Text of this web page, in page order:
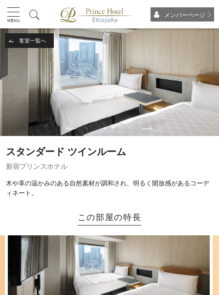
メンバーページ
客室一覧へ
スタンダード ツインルーム
新宿プリンスホテル
木や革の温かみのある自然素材が調和され、明るく開放感があるコーデ
ィネート。
この部屋の特長